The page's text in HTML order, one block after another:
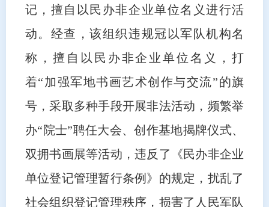
记，擅自以民办非企业单位名义进行活
动。经查，该组织违规冠以军队机构名
称，擅自以民办非企业单位名义，打
着“加强军地书画艺术创作与交流”的旗
号，采取多种手段开展非法活动，频繁举
办“院士”聘任大会、创作基地揭牌仪式、
双拥书画展等活动，违反了《民办非企业
单位登记管理暂行条例》的规定，扰乱了
社会组织登记管理秩序，损害了人民军队